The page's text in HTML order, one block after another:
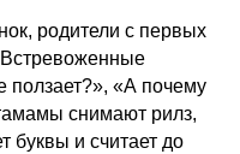
родители с первых
Встревоженные
«А почему
снимают рилз,
буквы и считает до